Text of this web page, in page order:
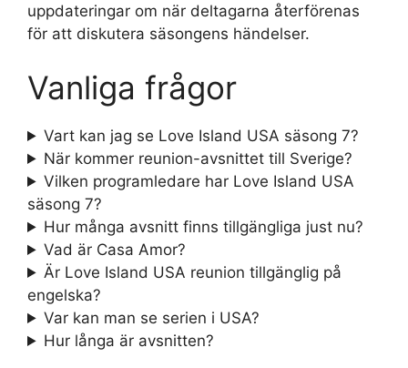
uppdateringar om när deltagarna återförenas
för att diskutera säsongens händelser.
Vanliga frågor
Vart kan jag se Love Island USA säsong 7?
När kommer reunion-avsnittet till Sverige?
Vilken programledare har Love Island USA
säsong 7?
Hur många avsnitt finns tillgängliga just nu?
Vad är Casa Amor?
Är Love Island USA reunion tillgänglig på
engelska?
Var kan man se serien i USA?
Hur långa är avsnitten?